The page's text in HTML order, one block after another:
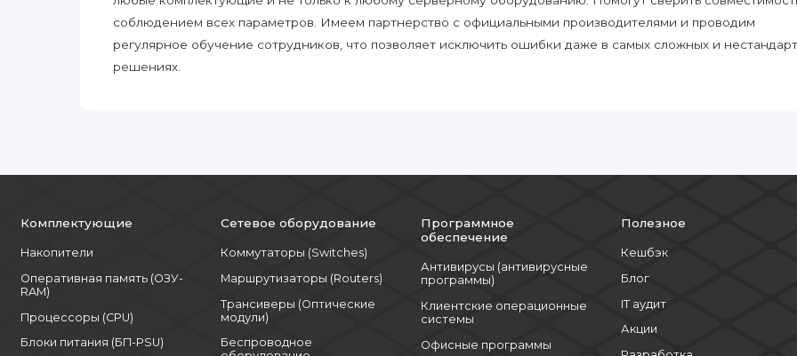
соблюдением всех параметров. Имеем партнерство с официальными производителями и проводим
регулярное обучение сотрудников, что позволяет исключить ошибки даже в самых сложных и
решениях.
Комплектующие
Накопители
Оперативная память (ОЗУ-
RAM)
Процессоры (CPU)
Блоки питания (БП-PSU)
Сетевое оборудование
Коммутаторы (Switches)
Маршрутизаторы (Routers)
Трансиверы (Оптические
модули)
Беспроводное
Программное
обеспечение
Антивирусы (антивирусные
программы)
Клиентские операционные
системы
Офисные программы
Полезное
Кешбэк
Блог
IT аудит
Акции